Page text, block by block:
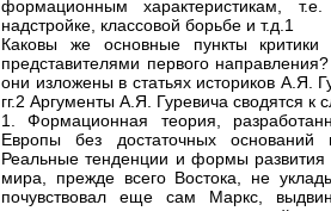
формационным характеристикам,
надстройке, классовой борьбе и т.д.1
Каковы же основные пункты
представителями первого
они изложены в статьях историков А.Я.
гг.2 Аргументы А.Я. Гуревича сводятся к
1. Формационная теория,
Европы без достаточных
Реальные тенденции и формы развития
мира, прежде всего Востока, не
почувствовал еще сам Маркс,